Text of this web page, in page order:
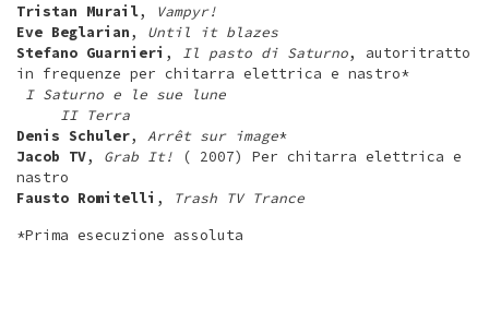
Tristan Murail,
Vampyr!
Eve Beglarian, Until it blazes
Stefano Guarnieri , Il pasto di Saturno, autoritratto
in frequenze per chitarra elettrica e nastro*
I Saturno e le sue lune
II Terra
Denis Schuler, Arrêt sur image*
Jacob TV, Grab It! ( 2007) Per chitarra elettrica e
nastro
Fausto Romitelli ,
Trash TV Trance
*Prima esecuzione assoluta